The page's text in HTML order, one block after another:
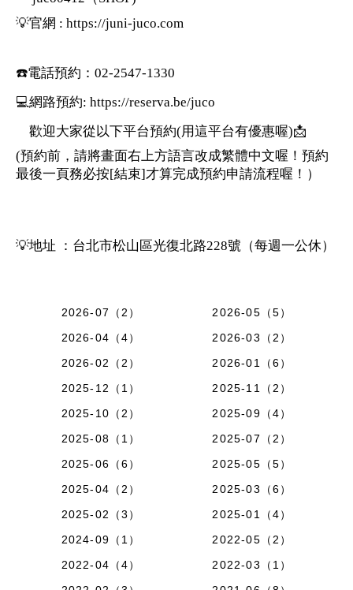
💡官網 : https://juni-juco.com
☎️電話預約：02-2547-1330
💻網路預約: https://reserva.be/juco
歡迎大家從以下平台預約(用這平台有優惠喔)📩
(預約前，請將畫面右上方語言改成繁體中文喔！預約
最後一頁務必按[結束]才算完成預約申請流程喔！）
💡地址 ：台北市松山區光復北路228號（每週一公休）
2026-07（2）
2026-05（5）
2026-04（4）
2026-03（2）
2026-02（2）
2026-01（6）
2025-12（1）
2025-11（2）
2025-10（2）
2025-09（4）
2025-08（1）
2025-07（2）
2025-06（6）
2025-05（5）
2025-04（2）
2025-03（6）
2025-02（3）
2025-01（4）
2024-09（1）
2022-05（2）
2022-04（4）
2022-03（1）